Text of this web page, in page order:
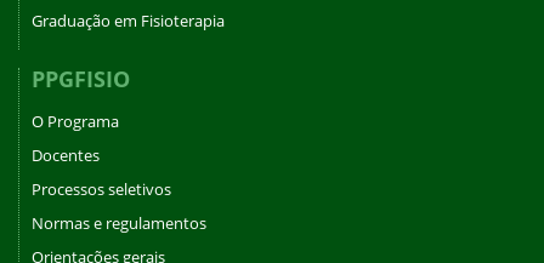
Graduação em Fisioterapia
PPGFISIO
O Programa
Docentes
Processos seletivos
Normas e regulamentos
Orientações gerais